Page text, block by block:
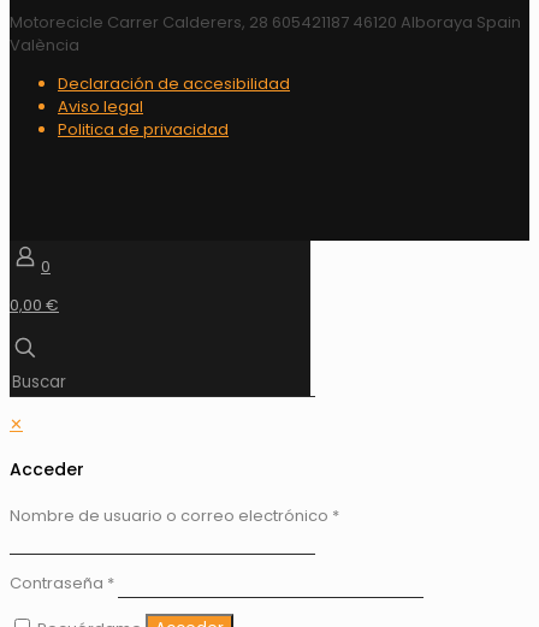
Motorecicle Carrer Calderers, 28 605421187 46120 Alboraya Spain
València
Declaración de accesibilidad
Aviso legal
Politica de privacidad
0
0,00 €
✕
Acceder
Nombre de usuario o correo electrónico *
Contraseña *